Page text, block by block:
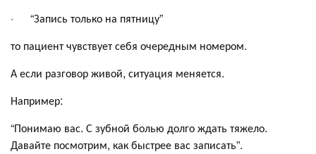
· “Запись только на пятницу”
то пациент чувствует себя очередным номером.
А если разговор живой, ситуация меняется.
Например:
“Понимаю вас. С зубной болью долго ждать тяжело.
Давайте посмотрим, как быстрее вас записать”.